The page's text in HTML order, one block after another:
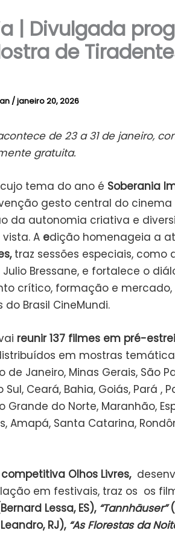
| Divulgada
de
/janeiro 20, 2026
de 23 a 31 de janeiro,
gratuita.
tema do ano é Soberania
gesto central do
da autonomia criativa e
Aedição homenageia a
traz sessões especiais, como
Bressane, e fortalece o
crítico, formação e mercado,
Brasil CineMundi.
reunir 137 filmes em pré-
em mostras
de Janeiro, Minas Gerais, São
Sul, Ceará, Bahia, Goiás, Pará ,
Grande do Norte, Maranhão,
Amapá, Santa Catarina,
Olhos Livres,
em festivais, traz os os
Lessa, ES), “Tannhäuser”
RJ), “As Florestas da